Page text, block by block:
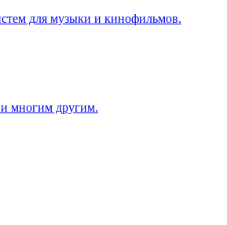
для музыки и кинофильмов.
многим другим.